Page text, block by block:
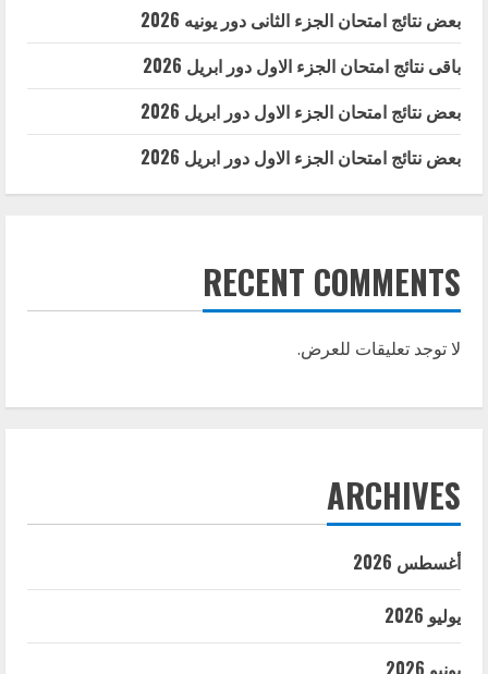
بعض نتائج امتحان الجزء الثانى دور يونيه 2026
باقى نتائج امتحان الجزء الاول دور ابريل 2026
بعض نتائج امتحان الجزء الاول دور ابريل 2026
بعض نتائج امتحان الجزء الاول دور ابريل 2026
RECENT COMMENTS
لا توجد تعليقات للعرض.
ARCHIVES
أغسطس 2026
يوليو 2026